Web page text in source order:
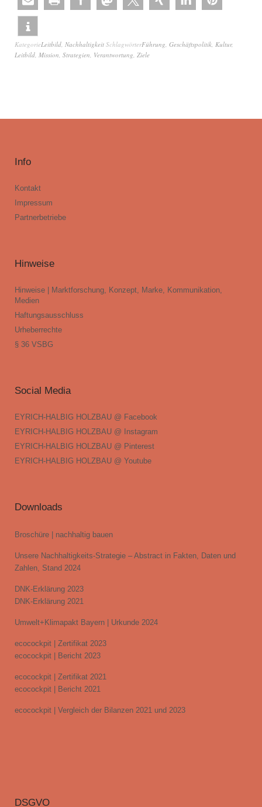
KategorieLeitbild Nachhaltigkeit SchlagwörterFührung Geschäftspolitik Kultur,
Leitbild Mission Strategien Verantwortung Ziele
Info
Kontakt
Impressum
Partnerbetriebe
Hinweise
Hinweise | Marktforschung, Konzept, Marke, Kommunikation,
Medien
Haftungsausschluss
Urheberrechte
§ 36 VSBG
Social Media
EYRICH-HALBIG HOLZBAU @ Facebook
EYRICH-HALBIG HOLZBAU @ Instagram
EYRICH-HALBIG HOLZBAU @ Pinterest
EYRICH-HALBIG HOLZBAU @ Youtube
Downloads
Broschüre | nachhaltig bauen
Unsere Nachhaltigkeits-Strategie – Abstract in Fakten, Daten und
Zahlen, Stand 2024
DNK-Erklärung 2023
DNK-Erklärung 2021
Umwelt+Klimapakt Bayern | Urkunde 2024
ecocockpit | Zertifikat 2023
ecocockpit | Bericht 2023
ecocockpit | Zertifikat 2021
ecocockpit | Bericht 2021
ecocockpit | Vergleich der Bilanzen 2021 und 2023
DSGVO